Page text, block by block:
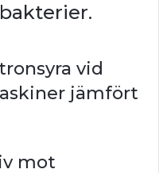
vid
jämfört
mot